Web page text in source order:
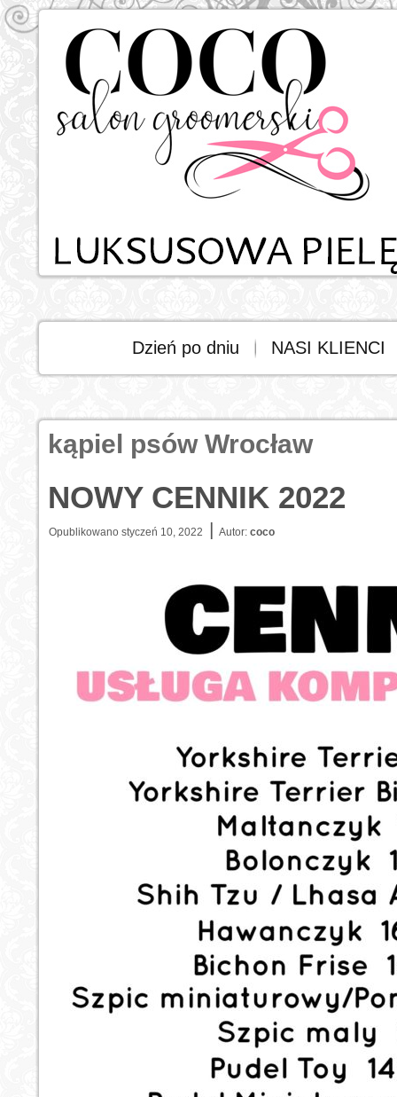
Dzień po dniu NASI KLIENCI
kąpiel psów Wrocław
NOWY CENNIK 2022
Opublikowano styczeń 10, 2022 | Autor: coco